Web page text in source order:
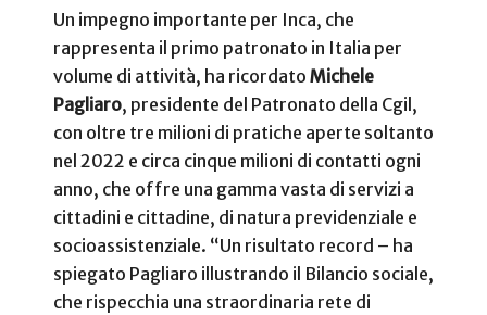
Un impegno importante per Inca, che
rappresenta il primo patronato in Italia per
volume di attività, ha ricordato Michele
Pagliaro, presidente del Patronato della Cgil,
con oltre tre milioni di pratiche aperte soltanto
nel 2022 e circa cinque milioni di contatti ogni
anno, che offre una gamma vasta di servizi a
cittadini e cittadine, di natura previdenziale e
socioassistenziale. “Un risultato record – ha
spiegato Pagliaro illustrando il Bilancio sociale,
che rispecchia una straordinaria rete di